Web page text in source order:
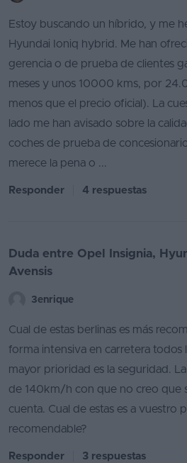
Estoy buscando un híbrido, y me
Hyundai Ioniq hybrid. Me han
gerencia o de prueba de clientes
meses y unos 10000 kms, por
menos que el precio oficial). La
lado me han avisado sobre la
coches de prueba de
merece la pena o ...
Responder 4 respuestas
Duda entre Opel Insignia,
Avensis
3enrique
Cual de estas berlinas es más
forma intensiva en carretera todos
mayor prioridad es la seguridad.
de 140km/h con que no creo que
cuenta. Cual de estas es a vuestro
recomendable?
Responder 3 respuestas